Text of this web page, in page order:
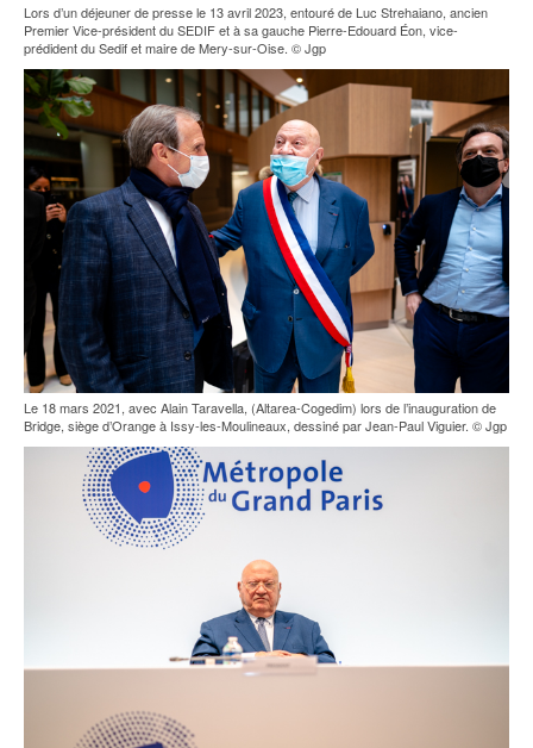
Lors d’un déjeuner de presse le 13 avril 2023, entouré de Luc Strehaiano, ancien
Premier Vice-président du SEDIF et à sa gauche Pierre-Edouard Éon, vice-
prédident du Sedif et maire de Mery-sur-Oise. © Jgp
Le 18 mars 2021, avec Alain Taravella, (Altarea-Cogedim) lors de l’inauguration de
Bridge, siège d’Orange à Issy-les-Moulineaux, dessiné par Jean-Paul Viguier. © Jgp